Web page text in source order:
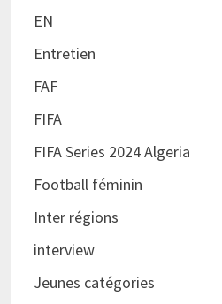
EN
Entretien
FAF
FIFA
FIFA Series 2024 Algeria
Football féminin
Inter régions
interview
Jeunes catégories